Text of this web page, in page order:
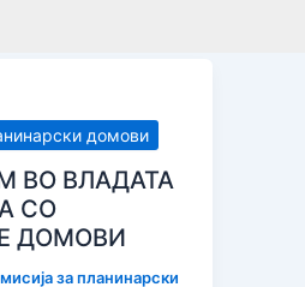
домови
ВО ВЛАДАТА
СО
ДОМОВИ
за планинарски